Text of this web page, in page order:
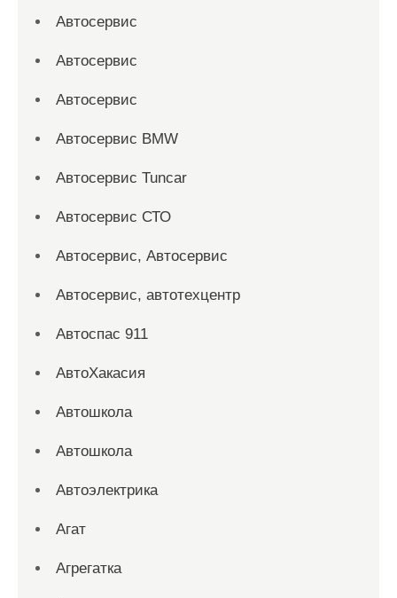
Автосервис
Автосервис
Автосервис
Автосервис BMW
Автосервис Tuncar
Автосервис СТО
Автосервис, Автосервис
Автосервис, автотехцентр
Автоспас 911
АвтоХакасия
Автошкола
Автошкола
Автоэлектрика
Агат
Агрегатка